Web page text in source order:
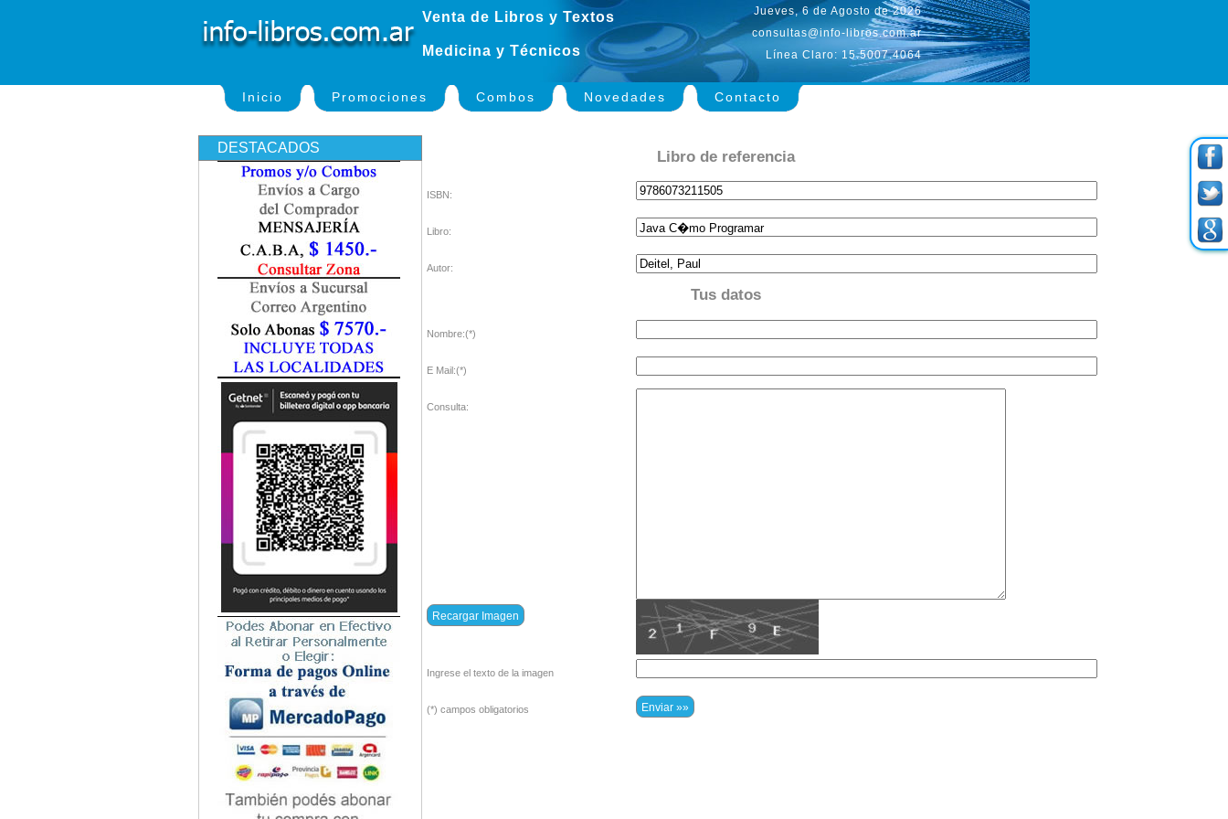
Venta de Libros y Textos
Medicina y Técnicos
Jueves, 6 de Agosto de 2026
consultas@info-libros.com.ar
Línea Claro: 15.5007.4064
Inicio Promociones Combos Novedades Contacto
DESTACADOS
Libro de referencia
ISBN:
Libro:
Autor:
Tus datos
Nombre:(*)
E Mail:(*)
Consulta:
Ingrese el texto de la imagen
(*) campos obligatorios